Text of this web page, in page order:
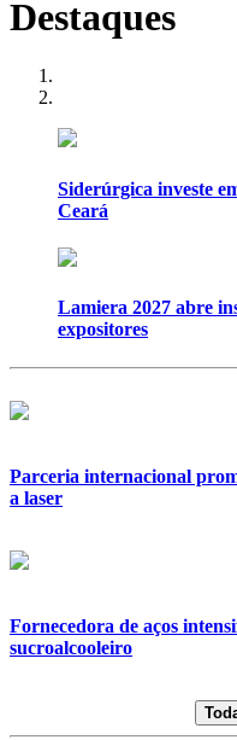
Destaques
Siderúrgica investe
Ceará
Lamiera 2027 abre
expositores
Parceria internacional
a laser
Fornecedora de aços
sucroalcooleiro